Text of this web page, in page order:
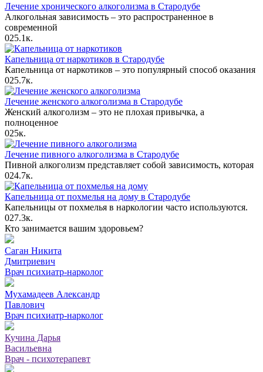
Лечение хронического алкоголизма в Стародубе
Алкогольная зависимость – это распространенное в
современной
025.1к.
Капельница от наркотиков в Стародубе
Капельница от наркотиков – это популярный способ оказания
025.7к.
Лечение женского алкоголизма в Стародубе
Женский алкоголизм – это не плохая привычка, а
полноценное
025к.
Лечение пивного алкоголизма в Стародубе
Пивной алкоголизм представляет собой зависимость, которая
024.7к.
Капельница от похмелья на дому в Стародубе
Капельницы от похмелья в наркологии часто используются.
027.3к.
Кто занимается вашим здоровьем?
Саган Никита
Дмитриевич
Врач психиатр-нарколог
Мухамадеев Александр
Павлович
Врач психиатр-нарколог
Кучина Дарья
Васильевна
Врач - психотерапевт